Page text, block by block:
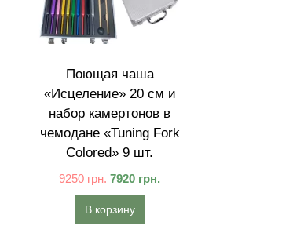
Поющая чаша
«Исцеление» 20 см и
набор камертонов в
чемодане «Tuning Fork
Colored» 9 шт.
9250грн. 7920 грн.
В корзину